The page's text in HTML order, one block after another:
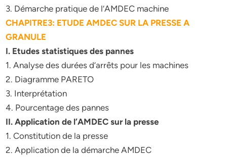
3. Démarche pratique de l’AMDEC machine
CHAPITRE3: ETUDE AMDEC SUR LA PRESSE A
GRANULE
I. Etudes statistiques des pannes
1. Analyse des durées d’arrêts pour les machines
2. Diagramme PARETO
3. Interprétation
4. Pourcentage des pannes
II. Application de l’AMDEC sur la presse
1. Constitution de la presse
2. Application de la démarche AMDEC